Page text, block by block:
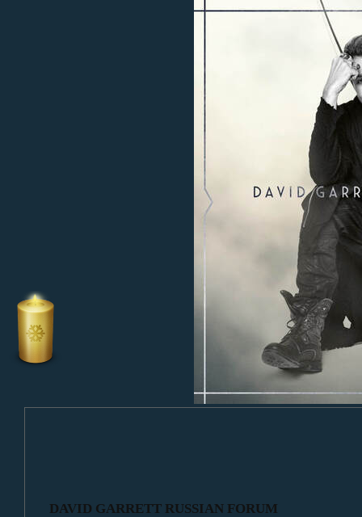
DAVID GARRETT RUSSIAN FORUM